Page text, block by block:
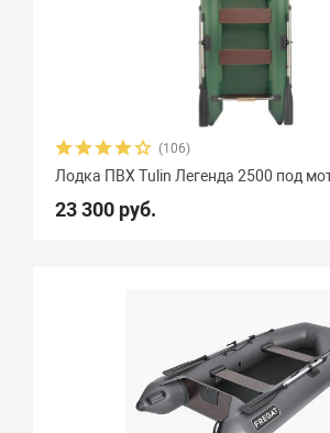
(106)
Лодка ПВХ Tulin Легенда 2500 под
23 300 руб.